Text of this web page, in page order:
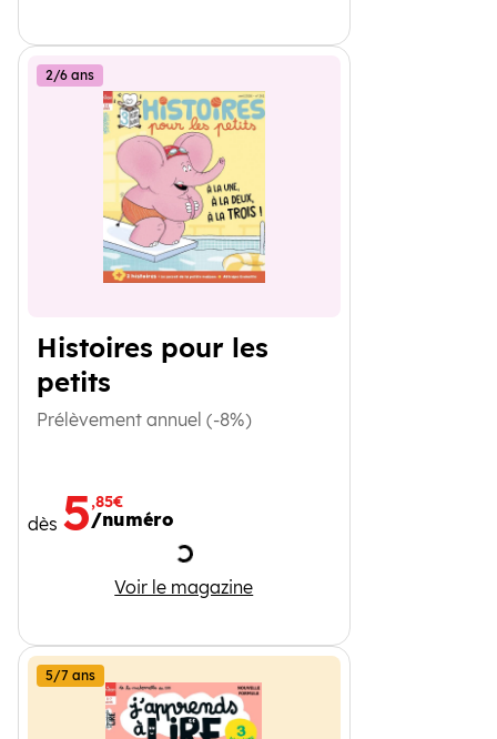
Histoires pour les
petits
2/6 ans
Prélèvement annuel (-8%)
dès 5,85€
/numéro
Chargement
Voir le magazineHistoires pour les petits
5/7 ans